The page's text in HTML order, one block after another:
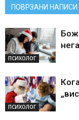
ПОВРЗАНИ НАПИСИ
ПСИХОЛОГ
ПСИХОЛОГ